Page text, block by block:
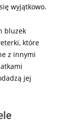
wyjątkowo.
bluzek
które
z innymi
jej